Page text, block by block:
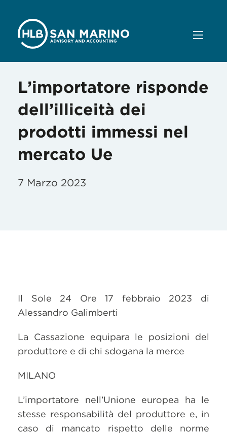
L’importatore risponde
dell’illiceità dei
prodotti immessi nel
mercato Ue
7 Marzo 2023
Il Sole 24 Ore 17 febbraio 2023 di
Alessandro Galimberti
La Cassazione equipara le posizioni del
produttore e di chi sdogana la merce
MILANO
L’importatore nell’Unione europea ha le
stesse responsabilità del produttore e, in
caso di mancato rispetto delle norme